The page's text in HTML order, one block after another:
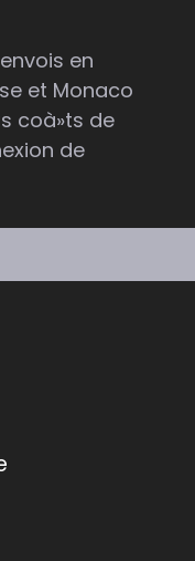
en
et Monaco
coà»ts de
de